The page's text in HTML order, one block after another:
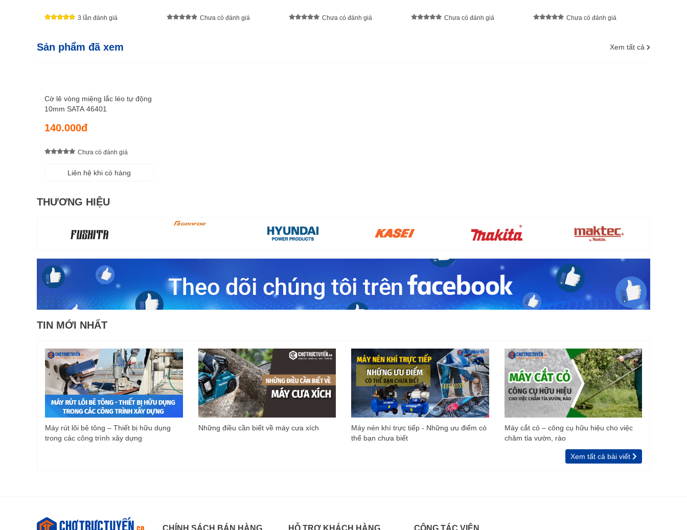
3 lần đánh giá Chưa có đánh giá Chưa có đánh giá Chưa có đánh giá Chưa có đánh giá
Sản phẩm đã xem Xem tất cả
Cờ lê vòng miệng lắc léo tự động
10mm SATA 46401
140.000đ
Chưa có đánh giá
Liên hệ khi có hàng
THƯƠNG HIỆU
TIN MỚI NHẤT
Máy rút lõi bê tông – Thiết bị hữu dụng
trong các công trình xây dựng
Những điều cần biết về máy cưa xích
Máy nén khí trực tiếp - Những ưu điểm có
thể bạn chưa biết
Máy cắt cỏ – công cụ hữu hiệu cho việc
chăm tỉa vườn, rào
Xem tất cả bài viết
CHÍNH SÁCH BÁN HÀNG HỖ TRỢ KHÁCH HÀNG CỘNG TÁC VIÊN